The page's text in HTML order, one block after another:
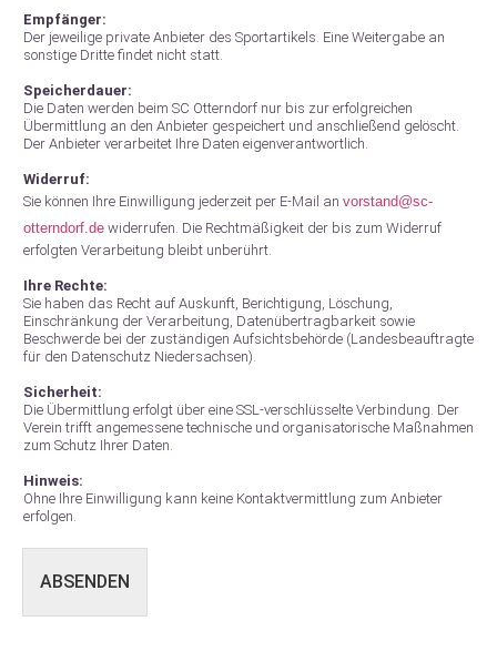
Empfänger:
Der jeweilige private Anbieter des Sportartikels. Eine Weitergabe an
sonstige Dritte findet nicht statt.
Speicherdauer:
Die Daten werden beim SC Otterndorf nur bis zur erfolgreichen
Übermittlung an den Anbieter gespeichert und anschließend gelöscht.
Der Anbieter verarbeitet Ihre Daten eigenverantwortlich.
Widerruf:
Sie können Ihre Einwilligung jederzeit per E-Mail an vorstand@sc-
otterndorf.de widerrufen. Die Rechtmäßigkeit der bis zum Widerruf
erfolgten Verarbeitung bleibt unberührt.
Ihre Rechte:
Sie haben das Recht auf Auskunft, Berichtigung, Löschung,
Einschränkung der Verarbeitung, Datenübertragbarkeit sowie
Beschwerde bei der zuständigen Aufsichtsbehörde (Landesbeauftragte
für den Datenschutz Niedersachsen).
Sicherheit:
Die Übermittlung erfolgt über eine SSL-verschlüsselte Verbindung. Der
Verein trifft angemessene technische und organisatorische Maßnahmen
zum Schutz Ihrer Daten.
Hinweis:
Ohne Ihre Einwilligung kann keine Kontaktvermittlung zum Anbieter
erfolgen.
ABSENDEN